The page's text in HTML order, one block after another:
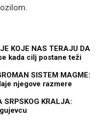
KOJE NAS TERAJU DA
kada cilj postane teži
SISTEM MAGME:
njegove razmere
SRPSKOG KRALJA: